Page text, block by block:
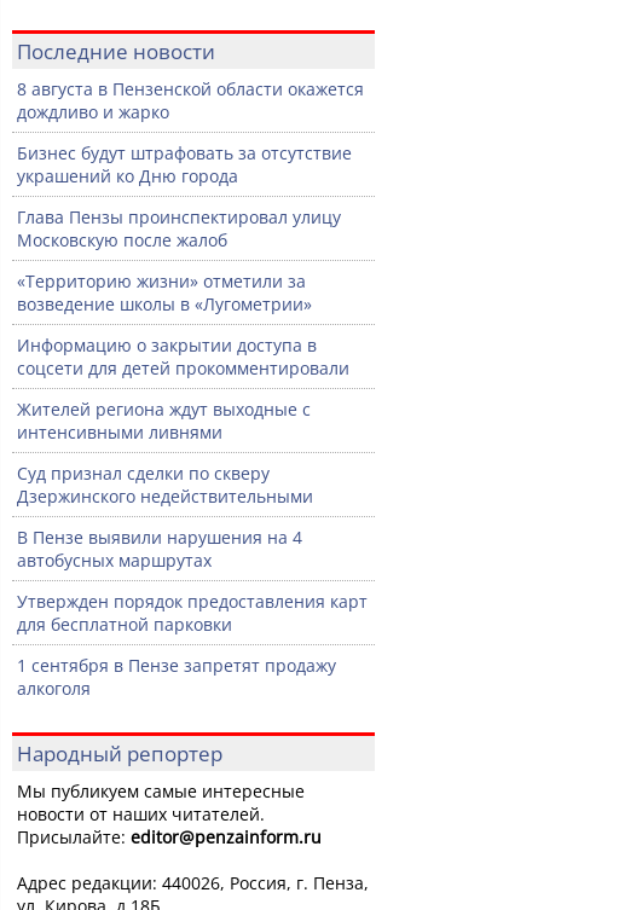
Последние новости
8 августа в Пензенской области окажется
дождливо и жарко
Бизнес будут штрафовать за отсутствие
украшений ко Дню города
Глава Пензы проинспектировал улицу
Московскую после жалоб
«Территорию жизни» отметили за
возведение школы в «Лугометрии»
Информацию о закрытии доступа в
соцсети для детей прокомментировали
Жителей региона ждут выходные с
интенсивными ливнями
Суд признал сделки по скверу
Дзержинского недействительными
В Пензе выявили нарушения на 4
автобусных маршрутах
Утвержден порядок предоставления карт
для бесплатной парковки
1 сентября в Пензе запретят продажу
алкоголя
Народный репортер
Мы публикуем самые интересные
новости от наших читателей.
Присылайте: editor@penzainform.ru
Адрес редакции: 440026, Россия, г. Пенза,